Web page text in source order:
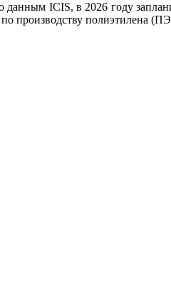
данным ICIS, в 2026 году
производству полиэтилена